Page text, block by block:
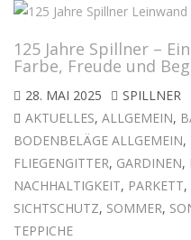
125 Jahre Spillner –
Farbe, Freude und
28. MAI 2025
SPILLNER
AKTUELLES, ALLGEMEIN,
BODENBELÄGE ALLGEMEIN,
FLIEGENGITTER, GARDINEN,
NACHHALTIGKEIT, PARKETT,
SICHTSCHUTZ, SOMMER,
TEPPICHE